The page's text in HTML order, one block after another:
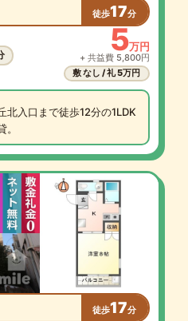
徒歩17分
5万円
+ 共益費 5,800円
敷 なし / 礼 5万円
北入口まで徒歩12分の1LDK
徒歩17分